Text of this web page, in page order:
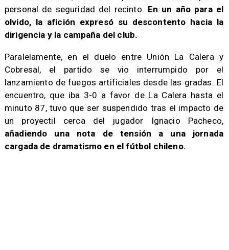
personal de seguridad del recinto. En un año para el
olvido, la afición expresó su descontento hacia la
dirigencia y la campaña del club.
Paralelamente, en el duelo entre Unión La Calera y
Cobresal, el partido se vio interrumpido por el
lanzamiento de fuegos artificiales desde las gradas. El
encuentro, que iba 3-0 a favor de La Calera hasta el
minuto 87, tuvo que ser suspendido tras el impacto de
un proyectil cerca del jugador Ignacio Pacheco,
añadiendo una nota de tensión a una jornada
cargada de dramatismo en el fútbol chileno.